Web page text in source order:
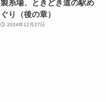
製糸場、ときどき道の駅め
ぐり（後の章）
2024年12月27日